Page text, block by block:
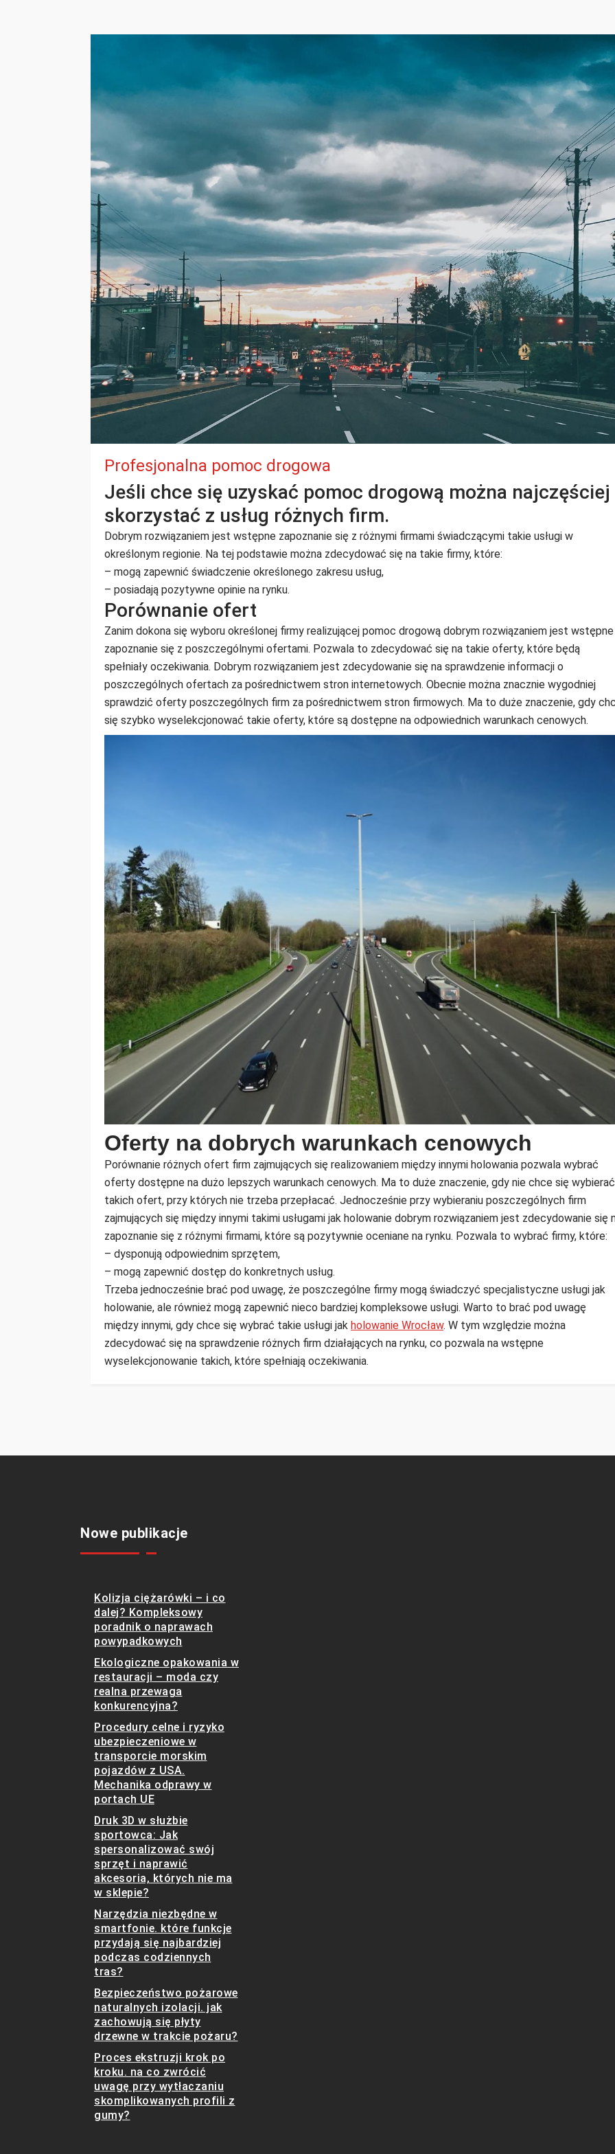
Profesjonalna pomoc drogowa
Jeśli chce się uzyskać pomoc drogową można najczęściej
skorzystać z usług różnych firm.
Dobrym rozwiązaniem jest wstępne zapoznanie się z różnymi firmami świadczącymi takie usługi w
określonym regionie. Na tej podstawie można zdecydować się na takie firmy, które:
– mogą zapewnić świadczenie określonego zakresu usług,
– posiadają pozytywne opinie na rynku.
Porównanie ofert
Zanim dokona się wyboru określonej firmy realizującej pomoc drogową dobrym rozwiązaniem jest wstępne
zapoznanie się z poszczególnymi ofertami. Pozwala to zdecydować się na takie oferty, które będą
spełniały oczekiwania. Dobrym rozwiązaniem jest zdecydowanie się na sprawdzenie informacji o
poszczególnych ofertach za pośrednictwem stron internetowych. Obecnie można znacznie wygodniej
sprawdzić oferty poszczególnych firm za pośrednictwem stron firmowych. Ma to duże znaczenie, gdy
się szybko wyselekcjonować takie oferty, które są dostępne na odpowiednich warunkach cenowych.
Oferty na dobrych warunkach cenowych
Porównanie różnych ofert firm zajmujących się realizowaniem między innymi holowania pozwala wybrać
oferty dostępne na dużo lepszych warunkach cenowych. Ma to duże znaczenie, gdy nie chce się wybierać
takich ofert, przy których nie trzeba przepłacać. Jednocześnie przy wybieraniu poszczególnych firm
zajmujących się między innymi takimi usługami jak holowanie dobrym rozwiązaniem jest zdecydowanie się
zapoznanie się z różnymi firmami, które są pozytywnie oceniane na rynku. Pozwala to wybrać firmy, które:
– dysponują odpowiednim sprzętem,
– mogą zapewnić dostęp do konkretnych usług.
Trzeba jednocześnie brać pod uwagę, że poszczególne firmy mogą świadczyć specjalistyczne usługi jak
holowanie, ale również mogą zapewnić nieco bardziej kompleksowe usługi. Warto to brać pod uwagę
między innymi, gdy chce się wybrać takie usługi jak holowanie Wrocław. W tym względzie można
zdecydować się na sprawdzenie różnych firm działających na rynku, co pozwala na wstępne
wyselekcjonowanie takich, które spełniają oczekiwania.
Nowe publikacje
Kolizja ciężarówki – i co
dalej? Kompleksowy
poradnik o naprawach
powypadkowych
Ekologiczne opakowania w
restauracji – moda czy
realna przewaga
konkurencyjna?
Procedury celne i ryzyko
ubezpieczeniowe w
transporcie morskim
pojazdów z USA.
Mechanika odprawy w
portach UE
Druk 3D w służbie
sportowca: Jak
spersonalizować swój
sprzęt i naprawić
akcesoria, których nie ma
w sklepie?
Narzędzia niezbędne w
smartfonie. które funkcje
przydają się najbardziej
podczas codziennych
tras?
Bezpieczeństwo pożarowe
naturalnych izolacji. jak
zachowują się płyty
drzewne w trakcie pożaru?
Proces ekstruzji krok po
kroku. na co zwrócić
uwagę przy wytłaczaniu
skomplikowanych profili z
gumy?